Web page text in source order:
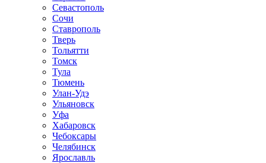
Севастополь
Сочи
Ставрополь
Тверь
Тольятти
Томск
Тула
Тюмень
Улан-Удэ
Ульяновск
Уфа
Хабаровск
Чебоксары
Челябинск
Ярославль